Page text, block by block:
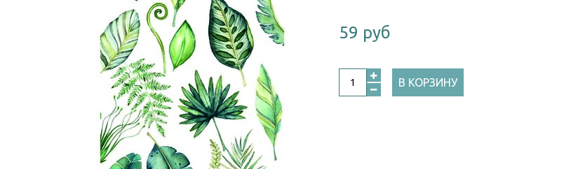
59 руб
В КОРЗИНУ